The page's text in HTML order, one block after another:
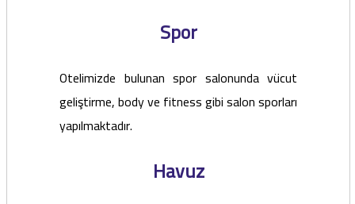
Spor
Otelimizde bulunan spor salonunda vücut
geliştirme, body ve fitness gibi salon sporları
yapılmaktadır.
Havuz